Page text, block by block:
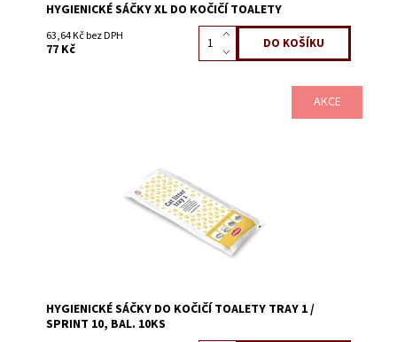
HYGIENICKÉ SÁČKY XL DO KOČIČÍ TOALETY
63,64 Kč bez DPH
77 Kč
AKCE
HYGIENICKÉ SÁČKY DO KOČIČÍ TOALETY TRAY 1 /
SPRINT 10, BAL. 10KS